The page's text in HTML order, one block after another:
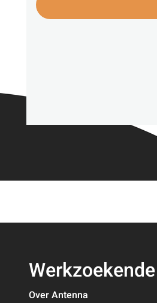
Werkzoekende
Over Antenna